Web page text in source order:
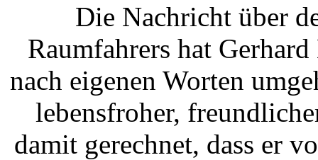
Die Nachricht über
Raumfahrers hat
nach eigenen Worten
lebensfroher,
damit gerechnet, dass er